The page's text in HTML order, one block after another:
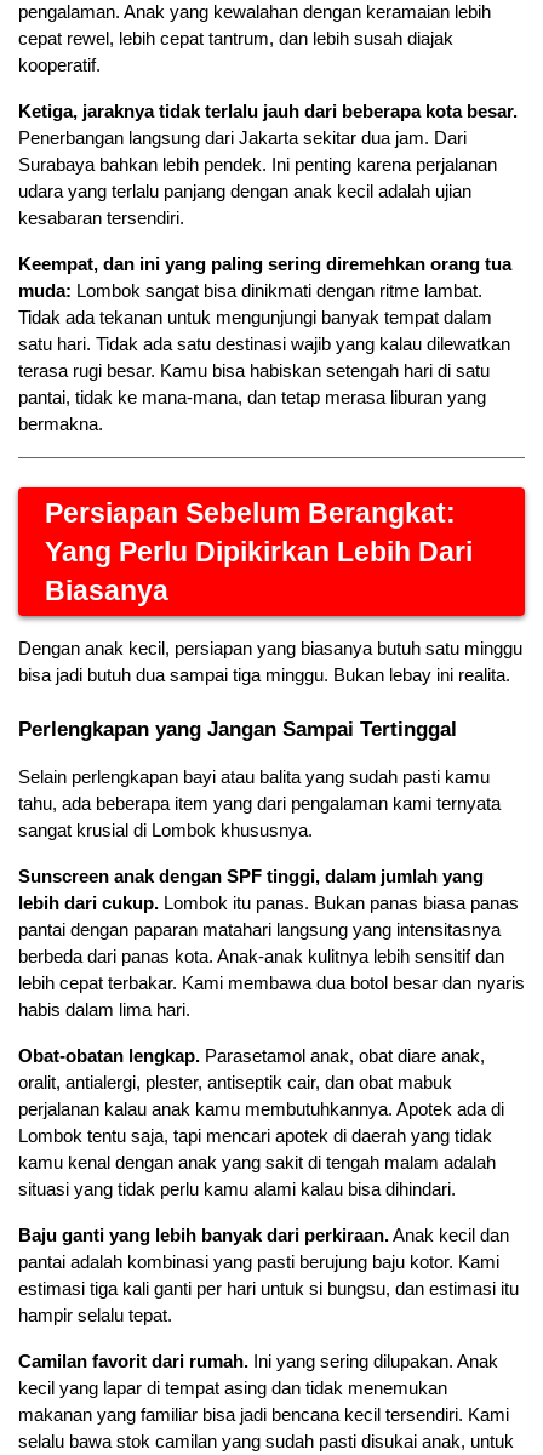
pengalaman. Anak yang kewalahan dengan keramaian lebih
cepat rewel, lebih cepat tantrum, dan lebih susah diajak
kooperatif.
Ketiga, jaraknya tidak terlalu jauh dari beberapa kota besar.
Penerbangan langsung dari Jakarta sekitar dua jam. Dari
Surabaya bahkan lebih pendek. Ini penting karena perjalanan
udara yang terlalu panjang dengan anak kecil adalah ujian
kesabaran tersendiri.
Keempat, dan ini yang paling sering diremehkan orang tua
muda: Lombok sangat bisa dinikmati dengan ritme lambat.
Tidak ada tekanan untuk mengunjungi banyak tempat dalam
satu hari. Tidak ada satu destinasi wajib yang kalau dilewatkan
terasa rugi besar. Kamu bisa habiskan setengah hari di satu
pantai, tidak ke mana-mana, dan tetap merasa liburan yang
bermakna.
Persiapan Sebelum Berangkat:
Yang Perlu Dipikirkan Lebih Dari
Biasanya
Dengan anak kecil, persiapan yang biasanya butuh satu minggu
bisa jadi butuh dua sampai tiga minggu. Bukan lebay ini realita.
Perlengkapan yang Jangan Sampai Tertinggal
Selain perlengkapan bayi atau balita yang sudah pasti kamu
tahu, ada beberapa item yang dari pengalaman kami ternyata
sangat krusial di Lombok khususnya.
Sunscreen anak dengan SPF tinggi, dalam jumlah yang
lebih dari cukup. Lombok itu panas. Bukan panas biasa panas
pantai dengan paparan matahari langsung yang intensitasnya
berbeda dari panas kota. Anak-anak kulitnya lebih sensitif dan
lebih cepat terbakar. Kami membawa dua botol besar dan nyaris
habis dalam lima hari.
Obat-obatan lengkap. Parasetamol anak, obat diare anak,
oralit, antialergi, plester, antiseptik cair, dan obat mabuk
perjalanan kalau anak kamu membutuhkannya. Apotek ada di
Lombok tentu saja, tapi mencari apotek di daerah yang tidak
kamu kenal dengan anak yang sakit di tengah malam adalah
situasi yang tidak perlu kamu alami kalau bisa dihindari.
Baju ganti yang lebih banyak dari perkiraan. Anak kecil dan
pantai adalah kombinasi yang pasti berujung baju kotor. Kami
estimasi tiga kali ganti per hari untuk si bungsu, dan estimasi itu
hampir selalu tepat.
Camilan favorit dari rumah. Ini yang sering dilupakan. Anak
kecil yang lapar di tempat asing dan tidak menemukan
makanan yang familiar bisa jadi bencana kecil tersendiri. Kami
selalu bawa stok camilan yang sudah pasti disukai anak, untuk